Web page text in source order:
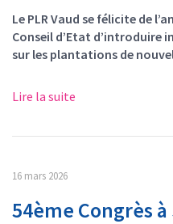
Le PLR Vaud se félicite de
Conseil d’Etat
sur les plantations de
Lire la suite
16 mars 2026
54ème Congrès